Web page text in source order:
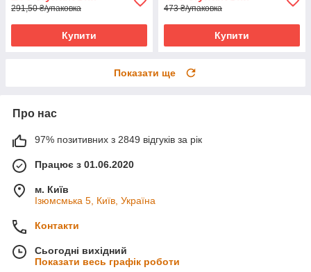
291,50 ₴/упаковка
Купити
473 ₴/упаковка
Купити
Показати ще
Про нас
97% позитивних з 2849 відгуків за рік
Працює з 01.06.2020
м. Київ
Ізюмсмька 5, Київ, Україна
Контакти
Сьогодні вихідний
Показати весь графік роботи